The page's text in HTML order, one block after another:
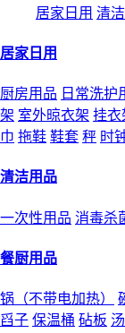
居家日用 清
居家日用
厨房用品 日常洗护
架 室外晾衣架 挂衣
巾 拖鞋 鞋套 秤 时
清洁用品
一次性用品 消毒杀
餐厨用品
锅（不带电加热）
舀子 保温桶 砧板